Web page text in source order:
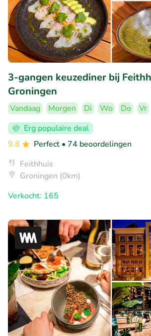
3-gangen keuzediner bij
Groningen
Vandaag Morgen Di Wo Do Vr
Erg populaire deal
9.8
Perfect • 74 beoordelingen
Feithhuis
Groningen (0km)
Verkocht: 165